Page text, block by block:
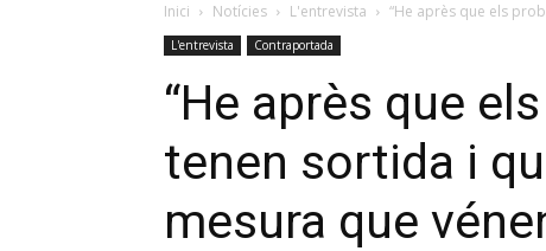
Inici Notícies L'entrevista “He après que els
L'entrevista Contraportada
“He après que
tenen sortida i
mesura que